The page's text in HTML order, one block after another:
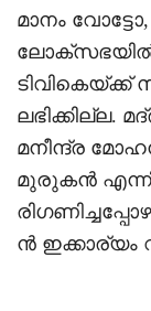
മാനം
ലോക്‌സഭയിൽ
ടിവികെയ്ക്ക്
ലഭിക്കില്ല.
മനീന്ദ്ര
മുരുകൻ
ൻ ഇക്കാര്യം